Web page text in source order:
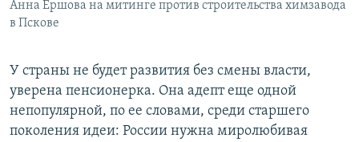
Анна Ершова на митинге против строительства химзавода
в Пскове
У страны не будет развития без смены власти,
уверена пенсионерка. Она адепт еще одной
непопулярной, по ее словами, среди старшего
поколения идеи: России нужна миролюбивая